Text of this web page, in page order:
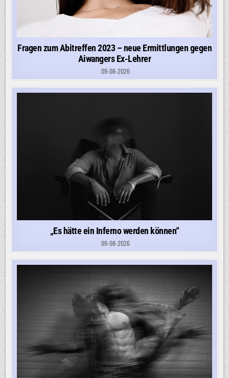
Fragen zum Abitreffen 2023 – neue Ermittlungen gegen
Aiwangers Ex-Lehrer
09-08-2026
„Es hätte ein Inferno werden können“
09-08-2026